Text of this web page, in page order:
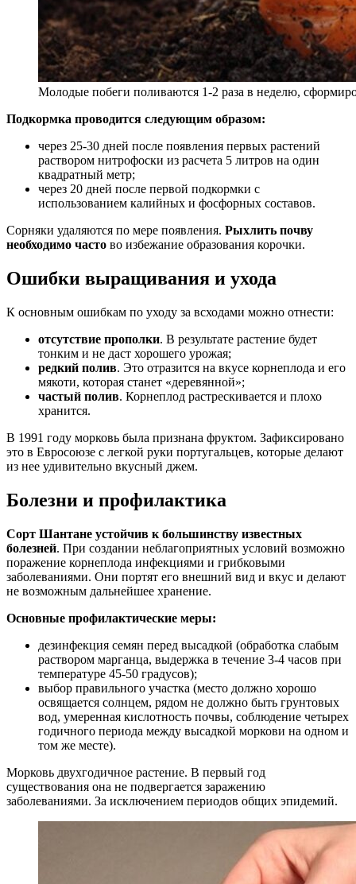
Молодые побеги поливаются 1-2 раза в неделю,
Подкормка проводится следующим образом:
через 25-30 дней после появления первых растений
раствором нитрофоски из расчета 5 литров на один
квадратный метр;
через 20 дней после первой подкормки с
использованием калийных и фосфорных составов.
Сорняки удаляются по мере появления. Рыхлить почву
необходимо часто во избежание образования корочки.
Ошибки выращивания и ухода
К основным ошибкам по уходу за всходами можно отнести:
отсутствие прополки. В результате растение будет
тонким и не даст хорошего урожая;
редкий полив. Это отразится на вкусе корнеплода и его
мякоти, которая станет «деревянной»;
частый полив. Корнеплод растрескивается и плохо
хранится.
В 1991 году морковь была признана фруктом. Зафиксировано
это в Евросоюзе с легкой руки португальцев, которые делают
из нее удивительно вкусный джем.
Болезни и профилактика
Сорт Шантане устойчив к большинству известных
болезней. При создании неблагоприятных условий возможно
поражение корнеплода инфекциями и грибковыми
заболеваниями. Они портят его внешний вид и вкус и делают
не возможным дальнейшее хранение.
Основные профилактические меры:
дезинфекция семян перед высадкой (обработка слабым
раствором марганца, выдержка в течение 3-4 часов при
температуре 45-50 градусов);
выбор правильного участка (место должно хорошо
освящается солнцем, рядом не должно быть грунтовых
вод, умеренная кислотность почвы, соблюдение четырех
годичного периода между высадкой моркови на одном и
том же месте).
Морковь двухгодичное растение. В первый год
существования она не подвергается заражению
заболеваниями. За исключением периодов общих эпидемий.